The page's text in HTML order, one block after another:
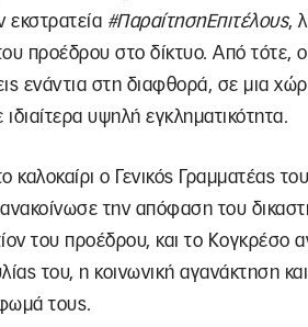
εκστρατεία #ΠαραίτησηΕπιτέλους,
προέδρου στο δίκτυο. Από τότε,
ενάντια στη διαφθορά, σε μια
ιδιαίτερα υψηλή εγκληματικότητα.
καλοκαίρι ο Γενικός Γραμματέας
την απόφαση του
του προέδρου, και το Κογκρέσο
του, η κοινωνική αγανάκτηση
τους.